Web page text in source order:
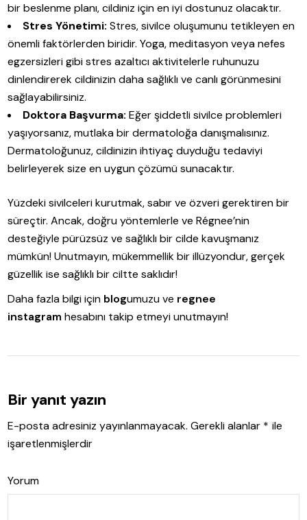
bir beslenme planı, cildiniz için en iyi dostunuz olacaktır.
Stres Yönetimi: Stres, sivilce oluşumunu tetikleyen en
önemli faktörlerden biridir. Yoga, meditasyon veya nefes
egzersizleri gibi stres azaltıcı aktivitelerle ruhunuzu
dinlendirerek cildinizin daha sağlıklı ve canlı görünmesini
sağlayabilirsiniz.
Doktora Başvurma: Eğer şiddetli sivilce problemleri
yaşıyorsanız, mutlaka bir dermatoloğa danışmalısınız.
Dermatoloğunuz, cildinizin ihtiyaç duyduğu tedaviyi
belirleyerek size en uygun çözümü sunacaktır.
Yüzdeki sivilceleri kurutmak, sabır ve özveri gerektiren bir
süreçtir. Ancak, doğru yöntemlerle ve Régnee’nin
desteğiyle pürüzsüz ve sağlıklı bir cilde kavuşmanız
mümkün! Unutmayın, mükemmellik bir illüzyondur, gerçek
güzellik ise sağlıklı bir ciltte saklıdır!
Daha fazla bilgi için blogumuzu ve regnee
instagram hesabını takip etmeyi unutmayın!
Bir yanıt yazın
E-posta adresiniz yayınlanmayacak. Gerekli alanlar * ile
işaretlenmişlerdir
Yorum